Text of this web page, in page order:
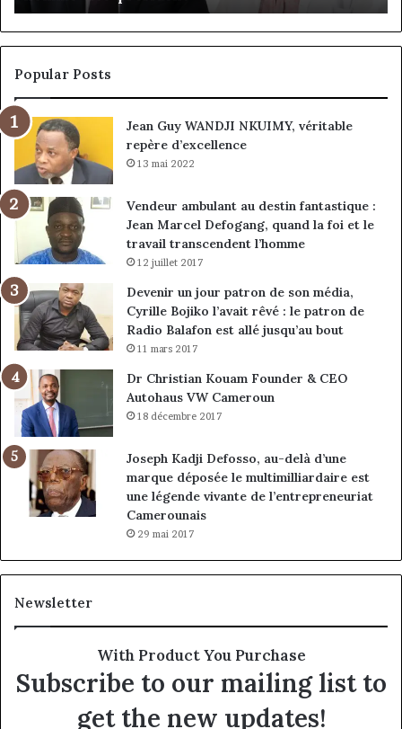
de
la
croissance
sous
discipline
à
la
Popular Posts
Jean Guy WANDJI NKUIMY, véritable
repère d’excellence
13 mai 2022
Vendeur ambulant au destin fantastique :
Jean Marcel Defogang, quand la foi et le
travail transcendent l’homme
12 juillet 2017
Devenir un jour patron de son média,
Cyrille Bojiko l’avait rêvé : le patron de
Radio Balafon est allé jusqu’au bout
11 mars 2017
Dr Christian Kouam Founder & CEO
Autohaus VW Cameroun
18 décembre 2017
Joseph Kadji Defosso, au-delà d’une
marque déposée le multimilliardaire est
une légende vivante de l’entrepreneuriat
Camerounais
29 mai 2017
Newsletter
With Product You Purchase
Subscribe to our mailing list to
get the new updates!